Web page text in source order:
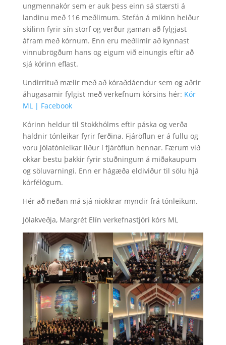
ungmennakór sem er auk þess einn sá stærsti á
landinu með 116 meðlimum. Stefán á mikinn heiður
skilinn fyrir sín störf og verður gaman að fylgjast
áfram með kórnum. Enn eru meðlimir að kynnast
vinnubrögðum hans og eigum við einungis eftir að
sjá kórinn eflast.
Undirrituð mælir með að kóraðdáendur sem og aðrir
áhugasamir fylgist með verkefnum kórsins hér: Kór
ML | Facebook
Kórinn heldur til Stokkhólms eftir páska og verða
haldnir tónleikar fyrir ferðina. Fjáröflun er á fullu og
voru jólatónleikar liður í fjáröflun hennar. Færum við
okkar bestu þakkir fyrir stuðningum á miðakaupum
og söluvarningi. Enn er hágæða eldiviður til sölu hjá
kórfélögum.
Hér að neðan má sjá niokkrar myndir frá tónleikum.
Jólakveðja, Margrét Elín verkefnastjóri kórs ML